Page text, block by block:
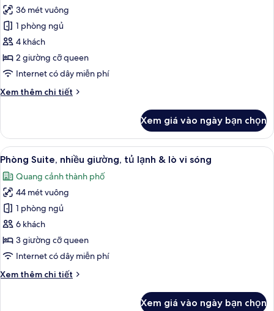
lạnh
&
lò
vi
sóng
(with
Sofabed)
ảnh
Phòng
Tiêu
chuẩn,
2
cỡ
sưởi
36 mét vuông
1 phòng ngủ
4 khách
2 giường cỡ queen
Internet có dây miễn phí
Xem thêm chi tiết
Chi
Phòng
Tiêu
chuẩn,
giường
cỡ
queen,
lò
sưởi
Xem giá vào ngày bạn chọn
Xem
tất
cả
ảnh
Phòng
Suite,
nhiều
giường,
lạnh
Bộ đồ giường kháng dị ứng, bàn,
10
Phòng Suite, nhiều giường, tủ lạnh & lò vi sóng
Quang cảnh thành phố
44 mét vuông
1 phòng ngủ
6 khách
3 giường cỡ queen
Internet có dây miễn phí
Xem thêm chi tiết
Chi
Xem giá vào ngày bạn chọn